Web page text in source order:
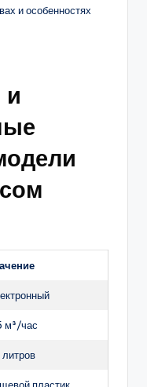
и особенностях
и
м³/час
пластик